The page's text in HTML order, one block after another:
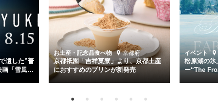
など実力派俳優が共演。そして戦艦大和と運命を共にした帝国海軍・
第二艦隊司令長官、伊藤整一を中井貴一が圧倒的な存在感で演じ切
る。
時代が再び、分断と暴力に揺れる現代。本作は「同じ過ちを繰り返す
道を歩んではいないか」と、彼らが命をかけて守りたいと願っ
た”今”を生きる私達に問いかける。戦後80年、戦争の記憶が薄れゆく
今だからこそ、尊い平和の価値を未来に繋ぐ作品『雪風 YUKIKAZE』
を多くの方にご覧いただきたい。
遺した”普
画「雪風
お土産・記念品食べ物 京都府
京都祇園「吉祥菓寮」より、京都土産
におすすめのプリンが新発売
イベント
松原湖の氷
ー“The